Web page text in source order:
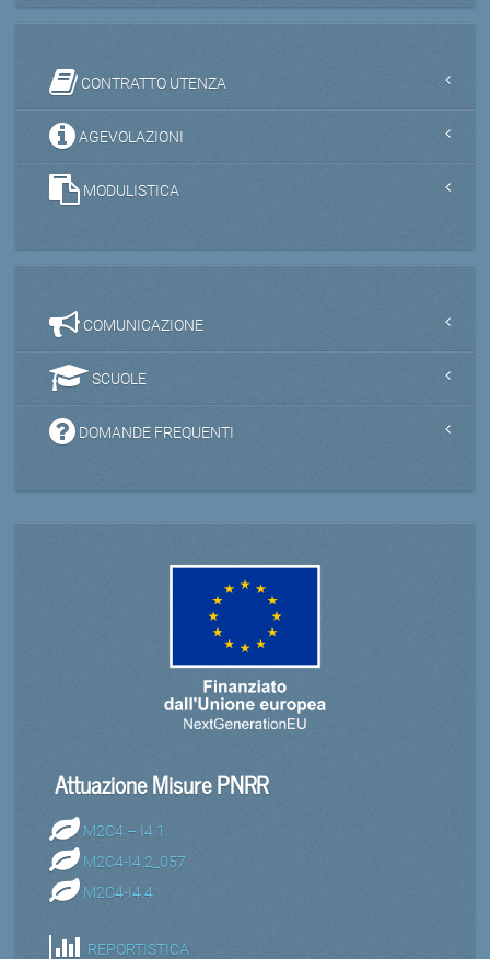
CONTRATTO UTENZA
AGEVOLAZIONI
MODULISTICA
COMUNICAZIONE
SCUOLE
DOMANDE FREQUENTI
Attuazione Misure PNRR
M2C4 – I4.1
M2C4-I4.2_057
M2C4-I4.4
REPORTISTICA